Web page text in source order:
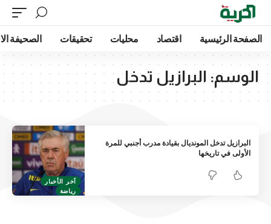
الصفحة الرئيسية اقتصاد محليات تحقيقات الصحيفة
الوسم: البرازيل تدخل
آخر الأخبار
رياضة
البرازيل تدخل المونديال بقيادة مدرب أجنبي للمرة
الأولى في تاريخها